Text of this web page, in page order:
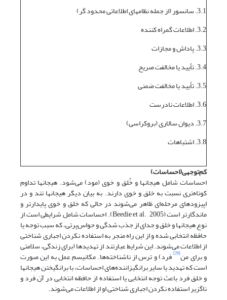
3.1. سانسور (از جمله نظامهای اطلاعاتی محدود گر)
3.2. اطلاعات گمراه کننده
3.3. پاداش و مجازات
3.4. تأیید یا مخالفت صریح
3.5. تأیید یا مخالفت ضمنی
3.6. اطلاعات نادرست
3.7. دیوان سالاری (بروکراسی)
3.8. اشتباهات
کم‌توجهی(احساسات)
احساسات شامل هیجانها و خُلق و خوی (مود) می‌شود. هیجانها تداوم
کوتاه‌تری نسبت به خلق و خوی دارند. به بیان دیگر هیجانها تند و در
اپیزودهای مرحله‌ای ظاهر می‌شوند در حالی که خلق و خوی پایدارتر و
ماندگارتر است (Beedie et al. , 2005). احساسات شامل شرایطی است از
نوع هیجانها و خلق و جدای از جذب شدگی و حواس‌پرتی، که سبب توجه یا
حافظه انتخابی شده و از این راه منجر به استفاده نکردن اجباری شناختی
از اطلاعات می‌شوند. این شرایط عبارتند از تهدیدها (برای زندگی، سلامتی
و برای من[29] فرد) و ترس از ناشناخته‌ها. مکانیسم عمل به این صورت
است که تهدید یا سایر برانگیزاننده‌های احساسات، با برانگیختن هیجانها
و خلق فرد باعث توجه انتخابی یا استفاده از حافظه انتخابی در آن فرد و
ناگزیر استفاده نکردن اجباری شناختی او از اطلاعات می‌شوند.